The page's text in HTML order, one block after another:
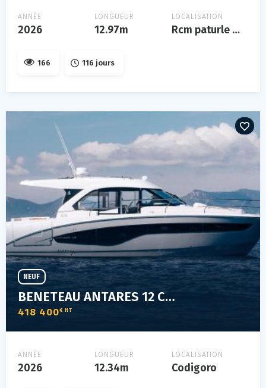
ANNÉE
2026
LONGUEUR
12.97m
LOCALISATION
Rcm paturle mbda
166 116 jours
BENETEAU ANTARES 12 COUPÉ
418 400€ HT
NEUF
ANNÉE
2026
LONGUEUR
12.34m
LOCALISATION
Codigoro